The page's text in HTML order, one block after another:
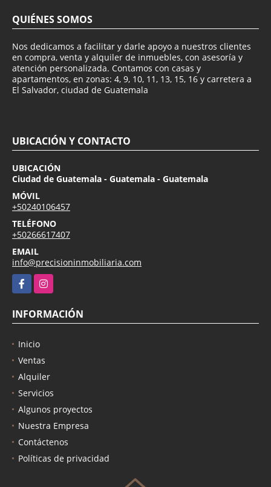
QUIÉNES SOMOS
Nos dedicamos a facilitar y darle apoyo a nuestros clientes
en compra, venta y alquiler de inmuebles, con asesoría y
atención personalizada. Contamos con casas y
apartamentos, en zonas: 4, 9, 10, 11, 13, 15, 16 y carretera a
El Salvador, ciudad de Guatemala
UBICACIÓN Y CONTACTO
UBICACIÓN
Ciudad de Guatemala - Guatemala - Guatemala
MÓVIL
+50240106457
TELÉFONO
+50266617407
EMAIL
info@precisioninmobiliaria.com
FacebookInstagram
INFORMACIÓN
Inicio
Ventas
Alquiler
Servicios
Algunos proyectos
Nuestra Empresa
Contáctenos
Políticas de privacidad